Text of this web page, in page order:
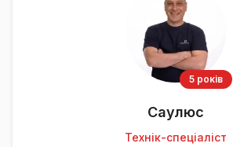
5 років
Саулюс
Технік-спеціаліст